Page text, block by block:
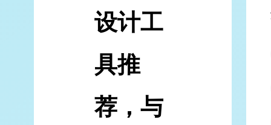
设计工
具推
荐，与